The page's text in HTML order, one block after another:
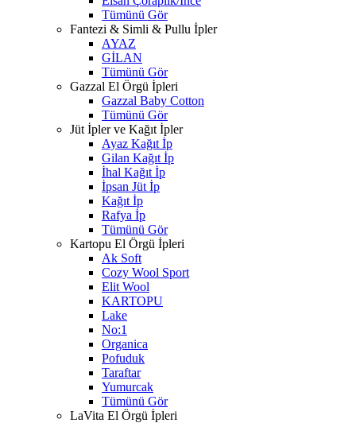
Tümünü Gör
Fantezi & Simli & Pullu İpler
AYAZ
GİLAN
Tümünü Gör
Gazzal El Örgü İpleri
Gazzal Baby Cotton
Tümünü Gör
Jüt İpler ve Kağıt İpler
Ayaz Kağıt İp
Gilan Kağıt İp
İhal Kağıt İp
İpsan Jüt İp
Kağıt İp
Rafya İp
Tümünü Gör
Kartopu El Örgü İpleri
Ak Soft
Cozy Wool Sport
Elit Wool
KARTOPU
Lake
No:1
Organica
Pofuduk
Taraftar
Yumurcak
Tümünü Gör
LaVita El Örgü İpleri